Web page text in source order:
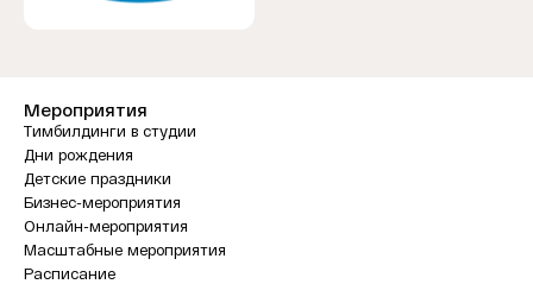
Мероприятия
Тимбилдинги в студии
Дни рождения
Детские праздники
Бизнес-мероприятия
Онлайн-мероприятия
Масштабные мероприятия
Расписание